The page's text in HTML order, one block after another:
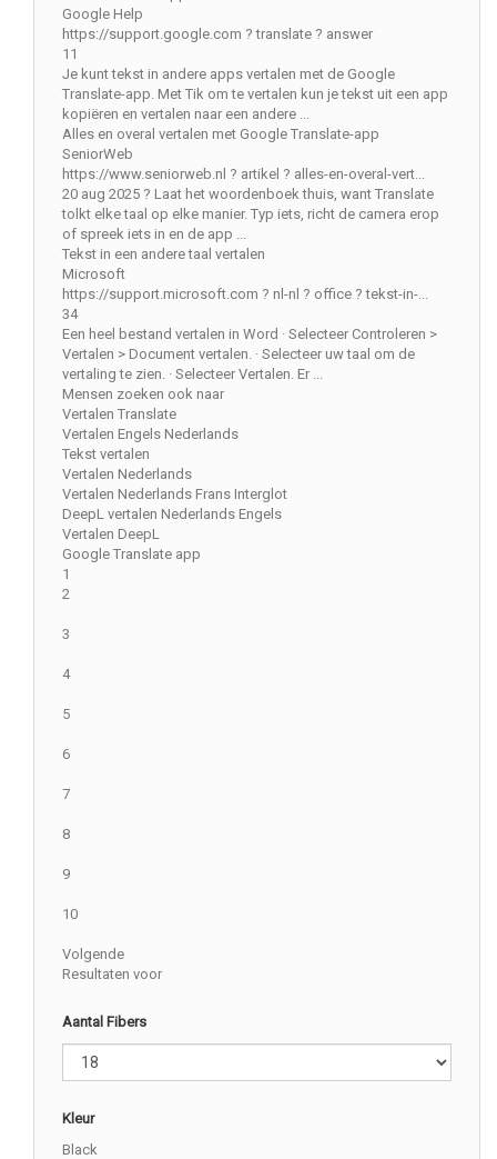
Google Help
https://support.google.com ? translate ? answer
11
Je kunt tekst in andere apps vertalen met de Google
Translate-app. Met Tik om te vertalen kun je tekst uit een app
kopiëren en vertalen naar een andere ...
Alles en overal vertalen met Google Translate-app
SeniorWeb
https://www.seniorweb.nl ? artikel ? alles-en-overal-vert...
20 aug 2025 ? Laat het woordenboek thuis, want Translate
tolkt elke taal op elke manier. Typ iets, richt de camera erop
of spreek iets in en de app ...
Tekst in een andere taal vertalen
Microsoft
https://support.microsoft.com ? nl-nl ? office ? tekst-in-...
34
Een heel bestand vertalen in Word · Selecteer Controleren >
Vertalen > Document vertalen. · Selecteer uw taal om de
vertaling te zien. · Selecteer Vertalen. Er ...
Mensen zoeken ook naar
Vertalen Translate
Vertalen Engels Nederlands
Tekst vertalen
Vertalen Nederlands
Vertalen Nederlands Frans Interglot
DeepL vertalen Nederlands Engels
Vertalen DeepL
Google Translate app
1
2
3
4
5
6
7
8
9
10
Volgende
Resultaten voor
Aantal Fibers
Kleur
Black